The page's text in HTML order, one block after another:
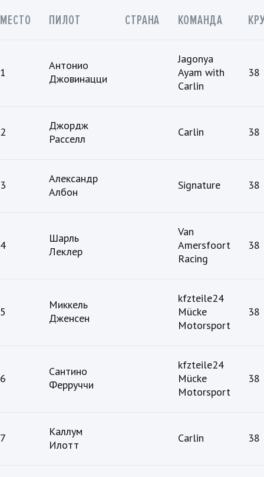
МЕСТО ПИЛОТ СТРАНА КОМАНДА
1
Антонио
Джовинацци
Jagonya
Ayam with
Carlin
38
2
Джордж
Расселл
Carlin 38
3
Александр
Албон
Signature 38
4
Шарль
Леклер
Van
Amersfoort
Racing
38
5
Миккель
Дженсен
kfzteile24
Mücke
Motorsport
38
6
Сантино
Ферруччи
kfzteile24
Mücke
Motorsport
38
7
Каллум
Илотт
Carlin 38